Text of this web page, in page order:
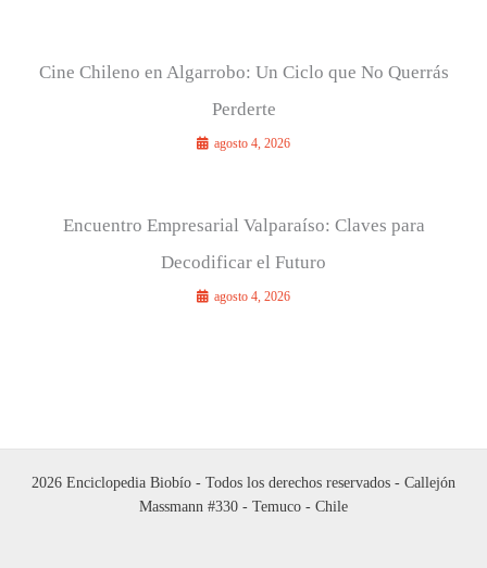
Cine Chileno en Algarrobo: Un Ciclo que No Querrás
Perderte
agosto 4, 2026
Encuentro Empresarial Valparaíso: Claves para
Decodificar el Futuro
agosto 4, 2026
2026 Enciclopedia Biobío - Todos los derechos reservados - Callejón
Massmann #330 - Temuco - Chile